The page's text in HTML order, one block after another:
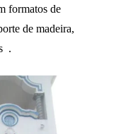
formatos de
de madeira,
.